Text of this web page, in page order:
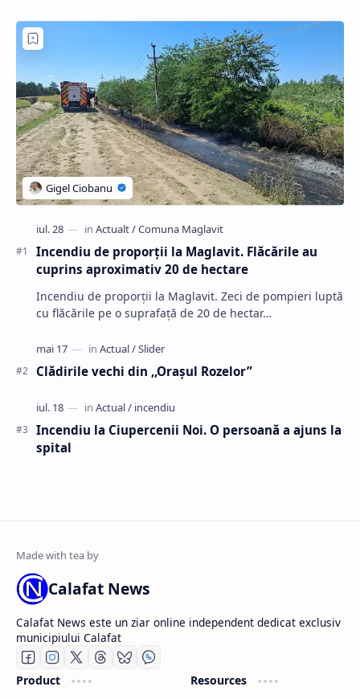
Incendiu de proporții la Maglavit. Flăcările au
cuprins aproximativ 20 de hectare
Incendiu de proporții la Maglavit. Zeci de pompieri luptă
cu flăcările pe o suprafață de 20 de hectar…
Clădirile vechi din ,,Oraşul Rozelor”
Incendiu la Ciupercenii Noi. O persoană a ajuns la
spital
Calafat News
Calafat News este un ziar online independent dedicat exclusiv
municipiului Calafat
Product Resources